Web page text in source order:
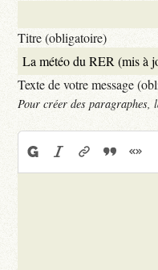
Titre (obligatoire)
Texte de votre message
Pour créer des paragraphes,